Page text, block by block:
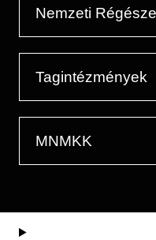
Nemzeti
Tagintézmények
MNMKK